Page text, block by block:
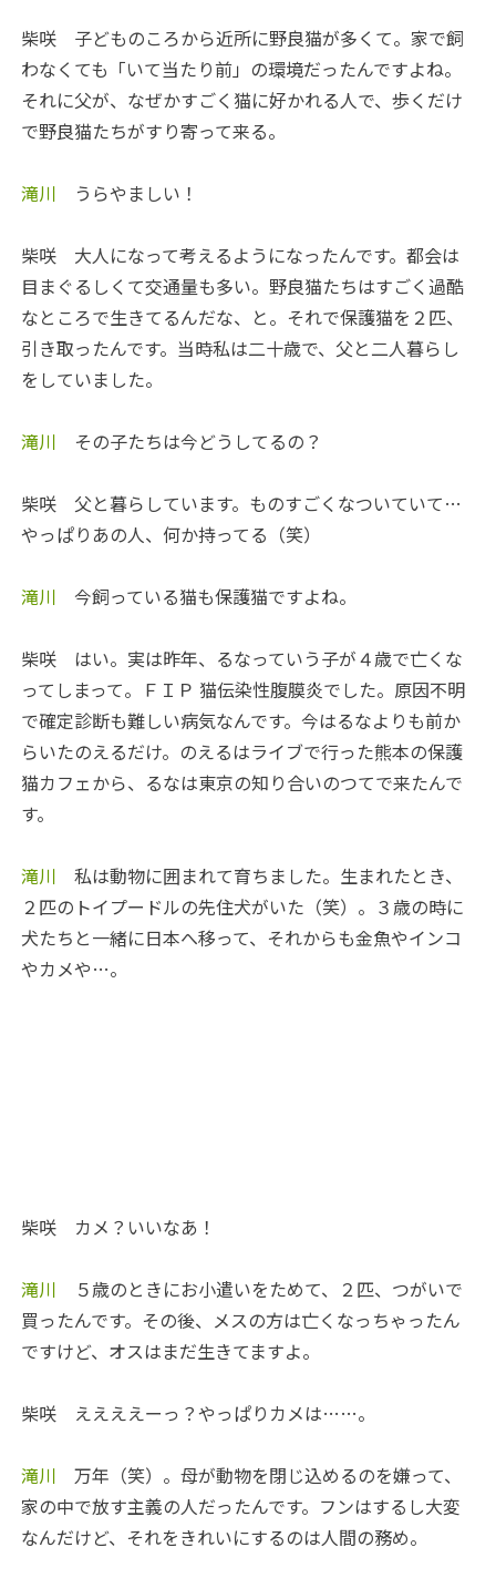
柴咲 子どものころから近所に野良猫が多くて。家で飼
わなくても「いて当たり前」の環境だったんですよね。
それに父が、なぜかすごく猫に好かれる人で、歩くだけ
で野良猫たちがすり寄って来る。
滝川 うらやましい！
柴咲 大人になって考えるようになったんです。都会は
目まぐるしくて交通量も多い。野良猫たちはすごく過酷
なところで生きてるんだな、と。それで保護猫を２匹、
引き取ったんです。当時私は二十歳で、父と二人暮らし
をしていました。
滝川 その子たちは今どうしてるの？
柴咲 父と暮らしています。ものすごくなついていて…
やっぱりあの人、何か持ってる（笑）
滝川 今飼っている猫も保護猫ですよね。
柴咲 はい。実は昨年、るなっていう子が４歳で亡くな
ってしまって。ＦＩＰ 猫伝染性腹膜炎でした。原因不明
で確定診断も難しい病気なんです。今はるなよりも前か
らいたのえるだけ。のえるはライブで行った熊本の保護
猫カフェから、るなは東京の知り合いのつてで来たんで
す。
滝川 私は動物に囲まれて育ちました。生まれたとき、
２匹のトイプードルの先住犬がいた（笑）。３歳の時に
犬たちと一緒に日本へ移って、それからも金魚やインコ
やカメや…。
柴咲 カメ？いいなあ！
滝川 ５歳のときにお小遣いをためて、２匹、つがいで
買ったんです。その後、メスの方は亡くなっちゃったん
ですけど、オスはまだ生きてますよ。
柴咲 ええええーっ？やっぱりカメは……。
滝川 万年（笑）。母が動物を閉じ込めるのを嫌って、
家の中で放す主義の人だったんです。フンはするし大変
なんだけど、それをきれいにするのは人間の務め。